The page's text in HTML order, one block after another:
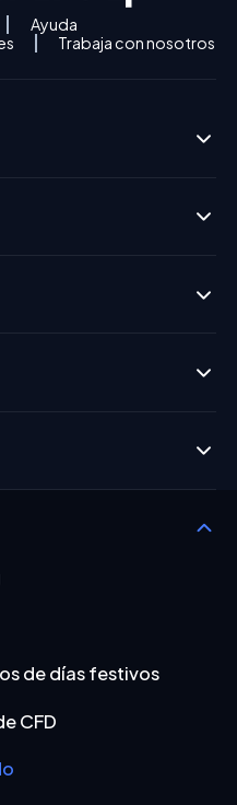
Ayuda
Trabaja con nosotros
de días festivos
CFD